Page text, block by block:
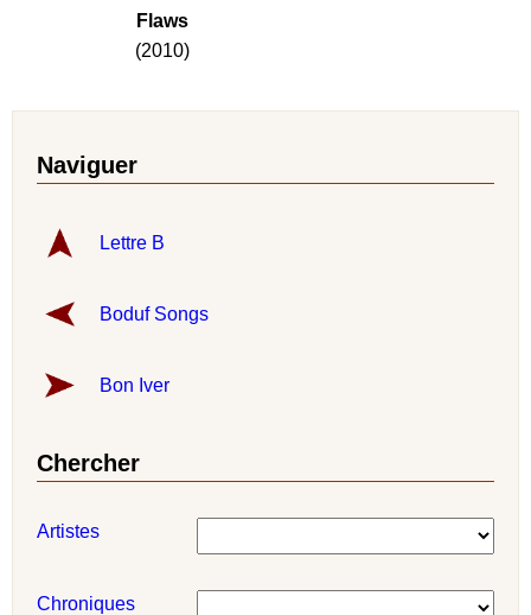
Flaws
(2010)
Naviguer
Lettre B
Boduf Songs
Bon Iver
Chercher
Artistes
Chroniques